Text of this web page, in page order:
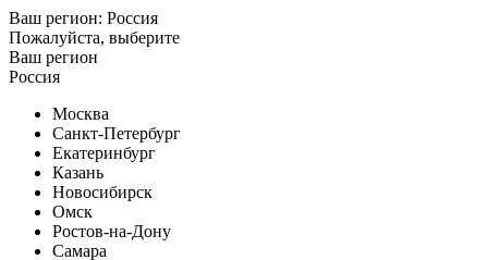
Ваш регион: Россия
Пожалуйста, выберите
Ваш регион
Россия
Москва
Санкт-Петербург
Екатеринбург
Казань
Новосибирск
Омск
Ростов-на-Дону
Самара